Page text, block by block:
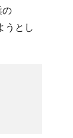
の
うとし